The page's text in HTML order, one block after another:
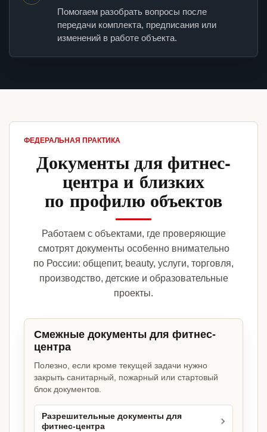
Помогаем разобрать вопросы после
передачи комплекта, предписания или
изменений в работе объекта.
ФЕДЕРАЛЬНАЯ ПРАКТИКА
Документы для фитнес-
центра и близких
по профилю объектов
Работаем с объектами, где проверяющие
смотрят документы особенно внимательно
по России: общепит, beauty, услуги, торговля,
производство, детские и образовательные
проекты.
Смежные документы для фитнес-
центра
Полезно, если кроме текущей задачи нужно
закрыть санитарный, пожарный или стартовый
блок документов.
Разрешительные документы для
фитнес-центра